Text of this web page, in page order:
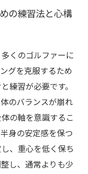
の練習法と心構
くのゴルファーに
グを克服するため
練習が必要です。
のバランスが崩れ
の軸を意識するこ
身の安定感を保つ
、重心を低く保ち
し、通常よりも少